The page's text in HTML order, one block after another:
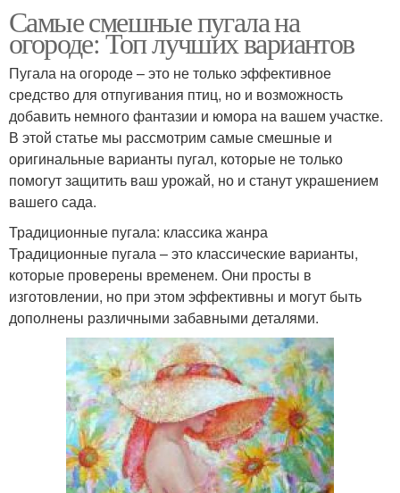
Самые смешные пугала на
огороде: Топ лучших вариантов
Пугала на огороде – это не только эффективное
средство для отпугивания птиц, но и возможность
добавить немного фантазии и юмора на вашем участке.
В этой статье мы рассмотрим самые смешные и
оригинальные варианты пугал, которые не только
помогут защитить ваш урожай, но и станут украшением
вашего сада.
Традиционные пугала: классика жанра
Традиционные пугала – это классические варианты,
которые проверены временем. Они просты в
изготовлении, но при этом эффективны и могут быть
дополнены различными забавными деталями.